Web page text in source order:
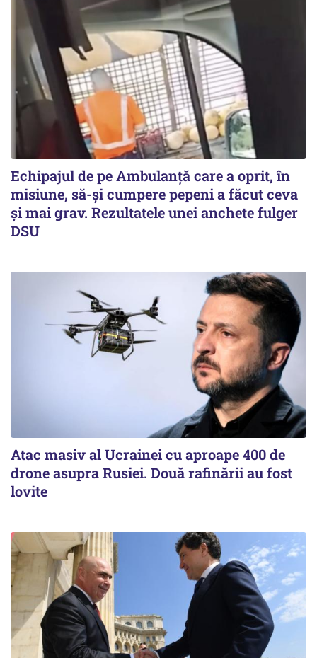
Echipajul de pe Ambulanță care a oprit, în
misiune, să-și cumpere pepeni a făcut ceva
și mai grav. Rezultatele unei anchete fulger
DSU
Atac masiv al Ucrainei cu aproape 400 de
drone asupra Rusiei. Două rafinării au fost
lovite